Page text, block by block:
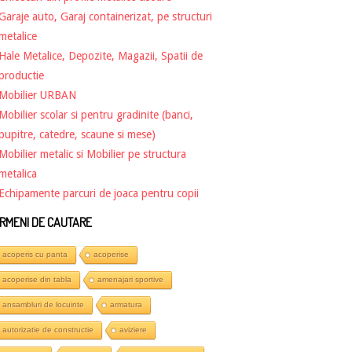
auto, Garaj containerizat, pe structuri
Metalice, Depozite, Magazii, Spatii de
URBAN
scolar si pentru gradinite (banci,
catedre, scaune si mese)
metalic si Mobilier pe structura
parcuri de joaca pentru copii
DE CAUTARE
acoperis cu panta acoperise
acoperise din tabla amenajari sportive
ansambluri de locuinte armatura
autorizatie de constructie aviziere